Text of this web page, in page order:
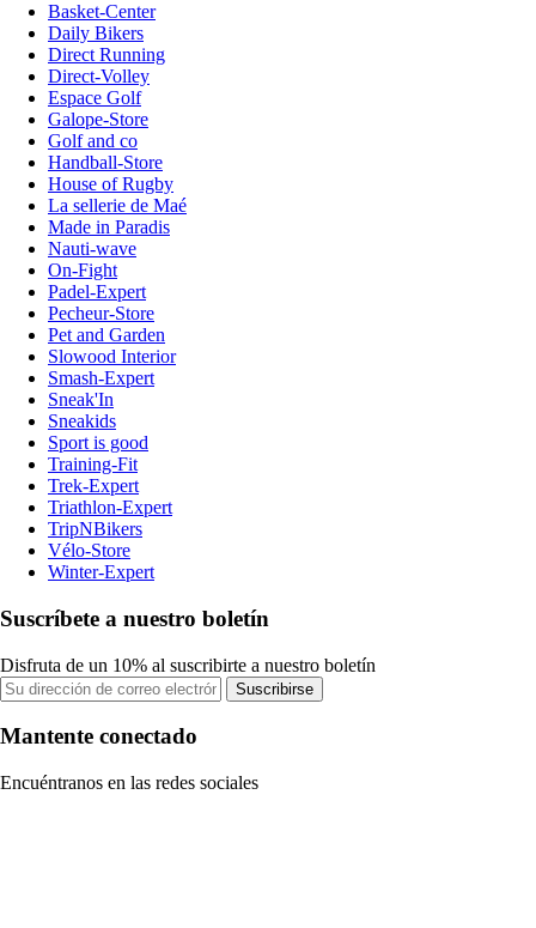
Basket-Center
Daily Bikers
Direct Running
Direct-Volley
Espace Golf
Galope-Store
Golf and co
Handball-Store
House of Rugby
La sellerie de Maé
Made in Paradis
Nauti-wave
On-Fight
Padel-Expert
Pecheur-Store
Pet and Garden
Slowood Interior
Smash-Expert
Sneak'In
Sneakids
Sport is good
Training-Fit
Trek-Expert
Triathlon-Expert
TripNBikers
Vélo-Store
Winter-Expert
Suscríbete a nuestro boletín
Disfruta de un 10% al suscribirte a nuestro boletín
Suscribirse
Mantente conectado
Encuéntranos en las redes sociales